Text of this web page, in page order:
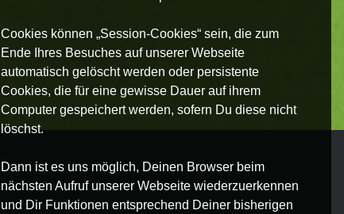
Cookies können „Session-Cookies“ sein, die zum
Ende Ihres Besuches auf unserer Webseite
automatisch gelöscht werden oder persistente
Cookies, die für eine gewisse Dauer auf ihrem
Computer gespeichert werden, sofern Du diese nicht
löschst.
Dann ist es uns möglich, Deinen Browser beim
nächsten Aufruf unserer Webseite wiederzuerkennen
und Dir Funktionen entsprechend Deiner bisherigen